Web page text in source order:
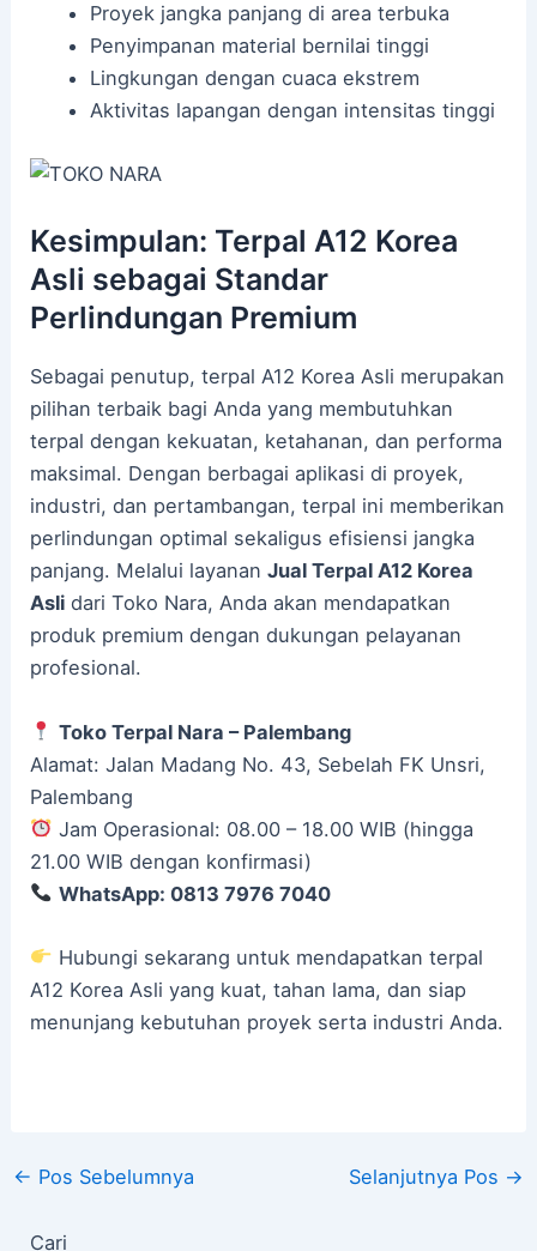
Proyek jangka panjang di area terbuka
Penyimpanan material bernilai tinggi
Lingkungan dengan cuaca ekstrem
Aktivitas lapangan dengan intensitas tinggi
Kesimpulan: Terpal A12 Korea
Asli sebagai Standar
Perlindungan Premium
Sebagai penutup, terpal A12 Korea Asli merupakan
pilihan terbaik bagi Anda yang membutuhkan
terpal dengan kekuatan, ketahanan, dan performa
maksimal. Dengan berbagai aplikasi di proyek,
industri, dan pertambangan, terpal ini memberikan
perlindungan optimal sekaligus efisiensi jangka
panjang. Melalui layananJual Terpal A12 Korea
Asli dari Toko Nara, Anda akan mendapatkan
produk premium dengan dukungan pelayanan
profesional.
Toko Terpal Nara – Palembang
Alamat: Jalan Madang No. 43, Sebelah FK Unsri,
Palembang
Jam Operasional: 08.00 – 18.00 WIB (hingga
21.00 WIB dengan konfirmasi)
WhatsApp: 0813 7976 7040
Hubungi sekarang untuk mendapatkan terpal
A12 Korea Asli yang kuat, tahan lama, dan siap
menunjang kebutuhan proyek serta industri Anda.
← Pos Sebelumnya Selanjutnya Pos →
Cari